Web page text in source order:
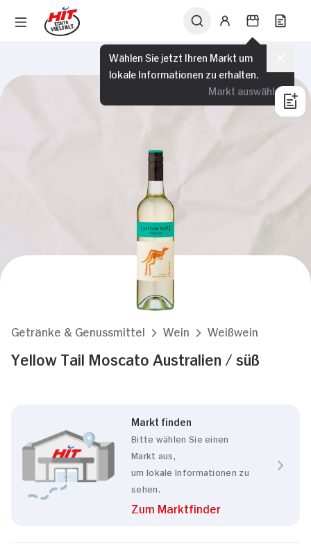
Wählen Sie jetzt Ihren Markt um
lokale Informationen zu erhalten.
Markt auswählen
Getränke & Genussmittel Wein Weißwein
Yellow Tail Moscato Australien / süß
Markt finden
Bitte wählen Sie einen
Markt aus,
um lokale Informationen zu
sehen.
Zum Marktfinder